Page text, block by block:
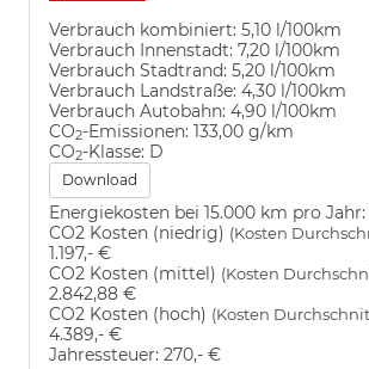
Verbrauch kombiniert: 5,10 l/100km
Verbrauch Innenstadt: 7,20 l/100km
Verbrauch Stadtrand: 5,20 l/100km
Verbrauch Landstraße: 4,30 l/100km
Verbrauch Autobahn: 4,90 l/100km
CO2-Emissionen: 133,00 g/km
CO2-Klasse: D
Download
Energiekosten bei 15.000 km pro Jahr:
CO2 Kosten (niedrig) (Kosten
1.197,- €
CO2 Kosten (mittel) (Kosten
2.842,88 €
CO2 Kosten (hoch) (Kosten
4.389,- €
Jahressteuer: 270,- €